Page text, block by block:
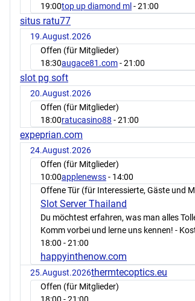
19:00top up diamond ml - 21:00
situs ratu77
19.August.2026
Offen (für Mitglieder)
18:30augace81.com- 21:00
slot pg soft
20.August.2026
Offen (für Mitglieder)
18:00ratucasino88 - 21:00
expeprian.com
24.August.2026
Offen (für Mitglieder)
10:00applenewss- 14:00
Offene Tür (für Interessierte, Gäste und
Slot Server Thailand
Du möchtest erfahren, was man alles
Komm vorbei und lerne uns kennen! -
18:00 - 21:00
happyinthenow.com
25.August.2026thermtecoptics.eu
Offen (für Mitglieder)